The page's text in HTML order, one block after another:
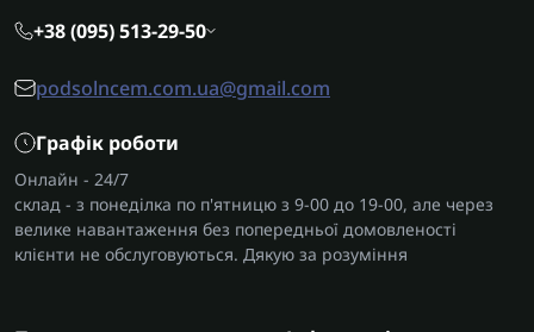
+38 (095) 513-29-50
podsolncem.com.ua@gmail.com
Графік роботи
Онлайн - 24/7
склад - з понеділка по п'ятницю з 9-00 до 19-00, але через
велике навантаження без попередньої домовленості
клієнти не обслуговуються. Дякую за розуміння